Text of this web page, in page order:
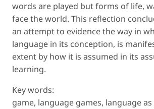
words are played but forms of life,
face the world. This reflection
an attempt to evidence the way in
language in its conception, is
extent by how it is assumed in its
learning.
Key words:
game, language games, language